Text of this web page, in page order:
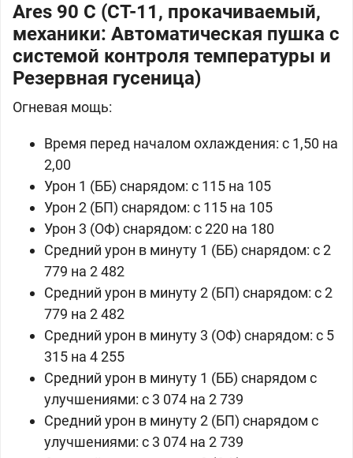
Ares 90 C (СТ-11, прокачиваемый,
механики: Автоматическая пушка с
системой контроля температуры и
Резервная гусеница)
Огневая мощь:
Время перед началом охлаждения: с 1,50 на
2,00
Урон 1 (ББ) снарядом: c 115 на 105
Урон 2 (БП) снарядом: c 115 на 105
Урон 3 (ОФ) снарядом: c 220 на 180
Средний урон в минуту 1 (ББ) снарядом: c 2
779 на 2 482
Средний урон в минуту 2 (БП) снарядом: c 2
779 на 2 482
Средний урон в минуту 3 (ОФ) снарядом: c 5
315 на 4 255
Средний урон в минуту 1 (ББ) снарядом с
улучшениями: c 3 074 на 2 739
Средний урон в минуту 2 (БП) снарядом с
улучшениями: c 3 074 на 2 739